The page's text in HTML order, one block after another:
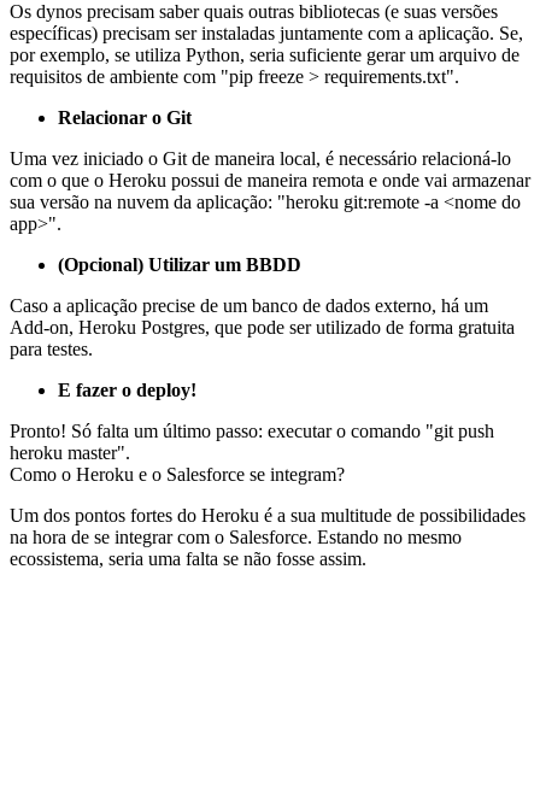
Os dynos precisam saber quais outras bibliotecas (e suas versões
específicas) precisam ser instaladas juntamente com a aplicação. Se,
por exemplo, se utiliza Python, seria suficiente gerar um arquivo de
requisitos de ambiente com "pip freeze > requirements.txt".
Relacionar o Git
Uma vez iniciado o Git de maneira local, é necessário relacioná-lo
com o que o Heroku possui de maneira remota e onde vai armazenar
sua versão na nuvem da aplicação: "heroku git:remote -a <nome do
app>".
(Opcional) Utilizar um BBDD
Caso a aplicação precise de um banco de dados externo, há um
Add-on, Heroku Postgres, que pode ser utilizado de forma gratuita
para testes.
E fazer o deploy!
Pronto! Só falta um último passo: executar o comando "git push
heroku master".
Como o Heroku e o Salesforce se integram?
Um dos pontos fortes do Heroku é a sua multitude de possibilidades
na hora de se integrar com o Salesforce. Estando no mesmo
ecossistema, seria uma falta se não fosse assim.